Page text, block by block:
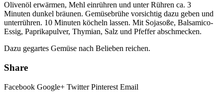
Olivenöl erwärmen, Mehl einrühren und unter Rühren ca. 3
Minuten dunkel bräunen. Gemüsebrühe vorsichtig dazu geben und
unterrühren. 10 Minuten köcheln lassen. Mit Sojasoße, Balsamico-
Essig, Paprikapulver, Thymian, Salz und Pfeffer abschmecken.
Dazu gegartes Gemüse nach Belieben reichen.
Share
Facebook Google+ Twitter Pinterest Email